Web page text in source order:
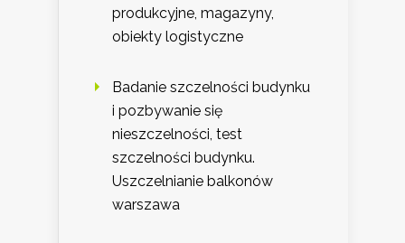
produkcyjne, magazyny,
obiekty logistyczne
Badanie szczelności budynku
i pozbywanie się
nieszczelności, test
szczelności budynku.
Uszczelnianie balkonów
warszawa